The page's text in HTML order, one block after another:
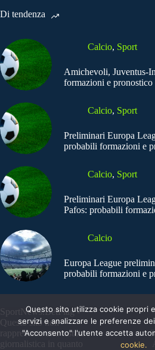
Di tendenza
Calcio, Sport
Amichevoli, Juventus-
formazioni e pronostico
Calcio, Sport
Preliminari Europa
probabili formazioni e
Calcio, Sport
Preliminari Europa
Pafos: probabili
Calcio
Europa League
probabili formazioni e
SportNews.BetFlag -
Questo sito non
rappresenta una testata
giornalistica in quanto
Questo sito utilizza cookie propri
servizi e analizzare le preferenze
"Acconsento" l'utente accetta
cookie.